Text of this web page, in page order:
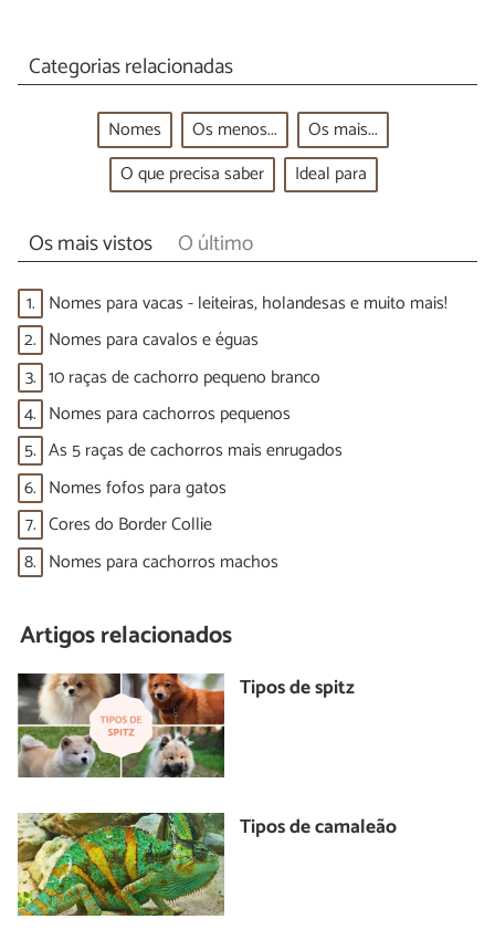
Categorias relacionadas
Nomes Os menos...
Os mais...
O que precisa saber
Ideal para
Os mais vistos O último
1. Nomes para vacas - leiteiras, holandesas e muito mais!
2. Nomes para cavalos e éguas
3. 10 raças de cachorro pequeno branco
4. Nomes para cachorros pequenos
5. As 5 raças de cachorros mais enrugados
6. Nomes fofos para gatos
7. Cores do Border Collie
8. Nomes para cachorros machos
Artigos relacionados
Tipos de spitz
Tipos de camaleão